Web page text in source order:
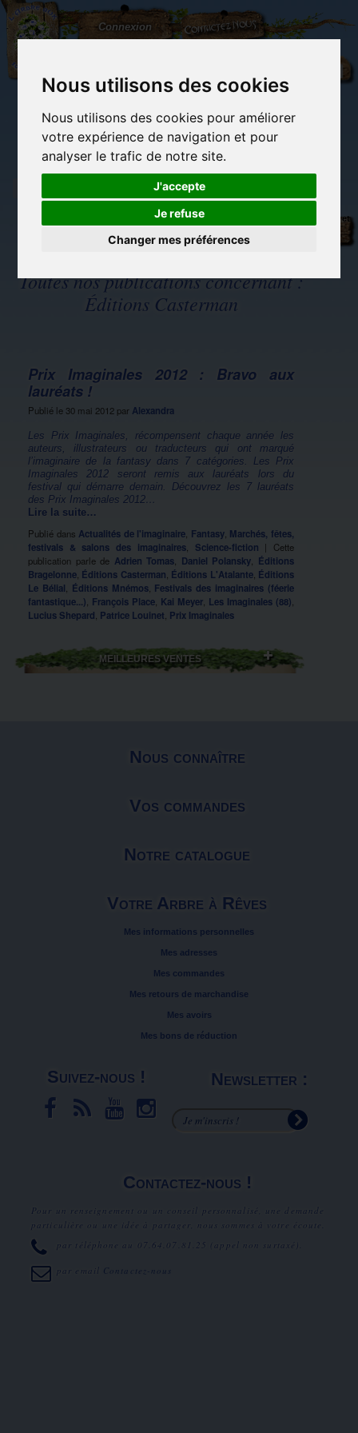
Nous utilisons des cookies
Nous utilisons des cookies pour améliorer
votre expérience de navigation et pour
analyser le trafic de notre site.
J'accepte
Je refuse
Changer mes préférences
L'Arbre
aux
100.000
Connexion Contactez-nous
(vide)
imaginaires
Carterie
papeterie
originale
manuelles,
détente et jeux
Objets déco et
cadeaux
Du côté du
Toutes nos publications concernant :
Éditions Casterman
Prix Imaginales 2012 : Bravo aux
lauréats !
Publié le 30 mai 2012 par Alexandra
Les Prix Imaginales, récompensent chaque année les
auteurs, illustrateurs ou traducteurs qui ont marqué
l’imaginaire de la fantasy dans 7 catégories. Les Prix
Imaginales 2012 seront remis aux lauréats lors du
festival qui démarre demain. Découvrez les 7 lauréats
des Prix Imaginales 2012…
Lire la suite…
Publié dans Actualités de l'imaginaire Fantasy, Marchés, fêtes,
festivals & salons des imaginaires, Science-fiction |
Cette
publication parle de Adrien Tomas Daniel Polansky Éditions
Bragelonne Éditions Casterman Éditions L'Atalante, Éditions
Le Bélial Éditions Mnémos, Festivals des imaginaires (féerie
fantastique...) François Place Kai Meyer Les Imaginales (88)
Lucius Shepard Patrice Louinet Prix Imaginales
MEILLEURES VENTES
Nous connaître
Vos commandes
Notre catalogue
Votre Arbre à Rêves
Mes informations personnelles
Mes adresses
Mes commandes
Mes retours de marchandise
Mes avoirs
Mes bons de réduction
Suivez-nous ! Newsletter :
Contactez-nous !
Pour un renseignement ou un conseil personnalisé, une demande
particulière ou une idée à partager, nous sommes à votre écoute.
par téléphone au
07.64.07.81.25 (appel non surtaxé).
par email Contactez-nous